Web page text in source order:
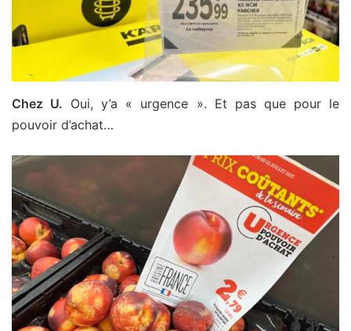
Chez U. Oui, y’a « urgence ». Et pas que pour le
pouvoir d’achat…